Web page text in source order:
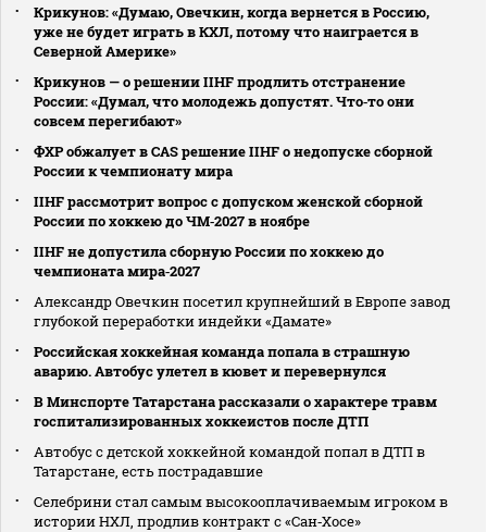
Крикунов: «Думаю, Овечкин, когда вернется в Россию,
уже не будет играть в КХЛ, потому что наиграется в
Северной Америке»
Крикунов — о решении IIHF продлить отстранение
России: «Думал, что молодежь допустят. Что‑то они
совсем перегибают»
ФХР обжалует в CAS решение IIHF о недопуске сборной
России к чемпионату мира
IIHF рассмотрит вопрос с допуском женской сборной
России по хоккею до ЧМ‑2027 в ноябре
IIHF не допустила сборную России по хоккею до
чемпионата мира‑2027
Александр Овечкин посетил крупнейший в Европе завод
глубокой переработки индейки «Дамате»
Российская хоккейная команда попала в страшную
аварию. Автобус улетел в кювет и перевернулся
В Минспорте Татарстана рассказали о характере травм
госпитализированных хоккеистов после ДТП
Автобус с детской хоккейной командой попал в ДТП в
Татарстане, есть пострадавшие
Селебрини стал самым высокооплачиваемым игроком в
истории НХЛ, продлив контракт с «Сан‑Хосе»